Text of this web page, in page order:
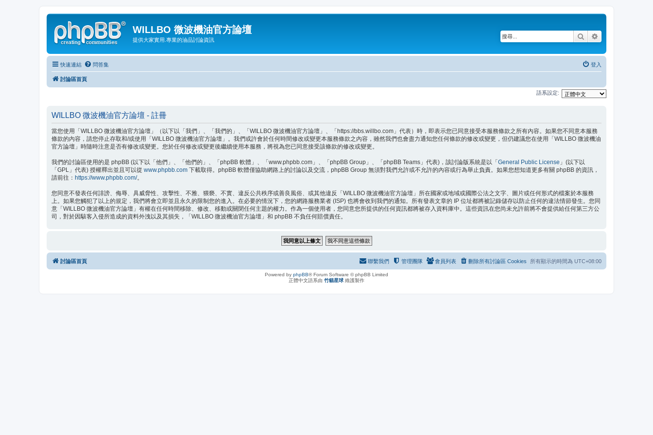
WILLBO 微波機油官方論壇
提供大家實用.專業的油品討論資訊 搜尋
快速連結 問答集 登入
討論區首頁
語系設定:
WILLBO 微波機油官方論壇 - 註冊
當您使用「WILLBO 微波機油官方論壇」（以下以「我們」、「我們的」、「WILLBO 微波機油官方論壇」、「https://bbs.willbo.com」代表）時，即表示您已同意接受本服務條款之所有內容。如果您不同意本服務
條款的內容，請您停止存取和/或使用「WILLBO 微波機油官方論壇」。我們或許會於任何時間修改或變更本服務條款之內容，雖然我們也會盡力通知您任何條款的修改或變更，但仍建議您在使用「WILLBO 微波機油
官方論壇」時隨時注意是否有修改或變更。您於任何修改或變更後繼續使用本服務，將視為您已同意接受該條款的修改或變更。
我們的討論區使用的是 phpBB (以下以「他們」、「他們的」、「phpBB 軟體」、「www.phpbb.com」、「phpBB Group」、「phpBB Teams」代表)，該討論版系統是以「 General Public License 」(以下以
「GPL」代表) 授權釋出並且可以從 www.phpbb.com 下載取得。phpBB 軟體僅協助網路上的討論以及交流，phpBB Group 無須對我們允許或不允許的內容或行為舉止負責。如果您想知道更多有關 phpBB 的資訊，
請前往： https://www.phpbb.com/。
您同意不發表任何誹謗、侮辱、具威脅性、攻擊性、不雅、猥褻、不實、違反公共秩序或善良風俗、或其他違反「WILLBO 微波機油官方論壇」所在國家或地域或國際公法之文字、圖片或任何形式的檔案於本服務
上。如果您觸犯了以上的規定，我們將會立即並且永久的限制您的進入。在必要的情況下，您的網路服務業者 (ISP) 也將會收到我們的通知。所有發表文章的 IP 位址都將被記錄儲存以防止任何的違法情節發生。您同
意「WILLBO 微波機油官方論壇」有權在任何時間移除、修改、移動或關閉任何主題的權力。作為一個使用者，您同意您所提供的任何資訊都將被存入資料庫中。這些資訊在您尚未允許前將不會提供給任何第三方公
司，對於因駭客入侵所造成的資料外洩以及其損失，「WILLBO 微波機油官方論壇」和 phpBB 不負任何賠償責任。
討論區首頁 所有顯示的時間為 UTC+08:00
刪除所有討論區 Cookies
會員列表
管理團隊
聯繫我們
Powered by phpBB® Forum Software © phpBB Limited
正體中文語系由 竹貓星球 維護製作